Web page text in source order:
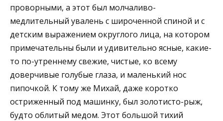
проворными, а этот был молчаливо-
медлительный увалень с широченной спиной и с
детским выражением округлого лица, на котором
примечательны были и удивительно ясные, какие-
то по-утреннему свежие, чистые, ко всему
доверчивые голубые глаза, и маленький нос
пипочкой. К тому же Михай, даже коротко
остриженный под машинку, был золотисто-рыж,
будто облитый медом. Этот большой тихий